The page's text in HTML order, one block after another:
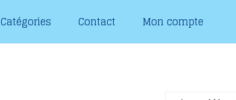
Catégories Contact Mon compte